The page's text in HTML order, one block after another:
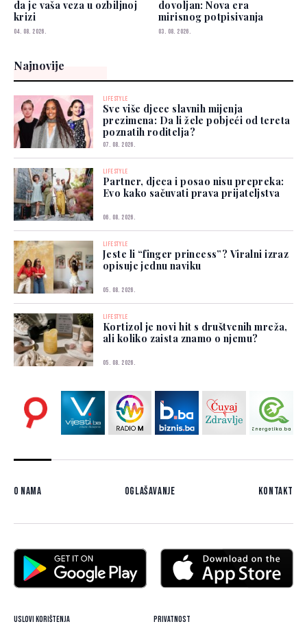
da je vaša veza u ozbiljnoj
krizi
04. 08. 2026.
dovoljan: Nova era
mirisnog potpisivanja
03. 08. 2026.
Najnovije
LIFESTYLE
Sve više djece slavnih mijenja
prezimena: Da li žele pobjeći od tereta
poznatih roditelja?
07. 08. 2026.
LIFESTYLE
Partner, djeca i posao nisu prepreka:
Evo kako sačuvati prava prijateljstva
06. 08. 2026.
LIFESTYLE
Jeste li “finger princess”? Viralni izraz
opisuje jednu naviku
05. 08. 2026.
LIFESTYLE
Kortizol je novi hit s društvenih mreža,
ali koliko zaista znamo o njemu?
05. 08. 2026.
O nama Oglašavanje Kontakt
Uslovi korištenja Privatnost